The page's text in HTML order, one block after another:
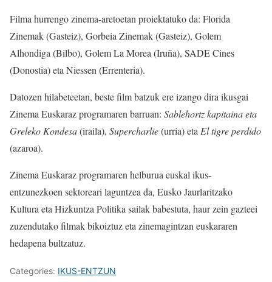
Filma hurrengo zinema-aretoetan proiektatuko da: Florida
Zinemak (Gasteiz), Gorbeia Zinemak (Gasteiz), Golem
Alhondiga (Bilbo), Golem La Morea (Iruña), SADE Cines
(Donostia) eta Niessen (Errenteria).
Datozen hilabeteetan, beste film batzuk ere izango dira ikusgai
Zinema Euskaraz programaren barruan: Sablehortz kapitaina eta
Greleko Kondesa(iraila), Supercharlie(urria) etaEl tigre perdido
(azaroa).
Zinema Euskaraz programaren helburua euskal ikus-
entzunezkoen sektoreari laguntzea da, Eusko Jaurlaritzako
Kultura eta Hizkuntza Politika sailak babestuta, haur zein gazteei
zuzendutako filmak bikoiztuz eta zinemagintzan euskararen
hedapena bultzatuz.
Categories: IKUS-ENTZUN